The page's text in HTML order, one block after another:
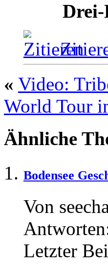
« Video:
World Tour
Ähnliche
Bodensee
Von
Letzter